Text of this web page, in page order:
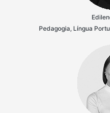
Pedagogia, Língua